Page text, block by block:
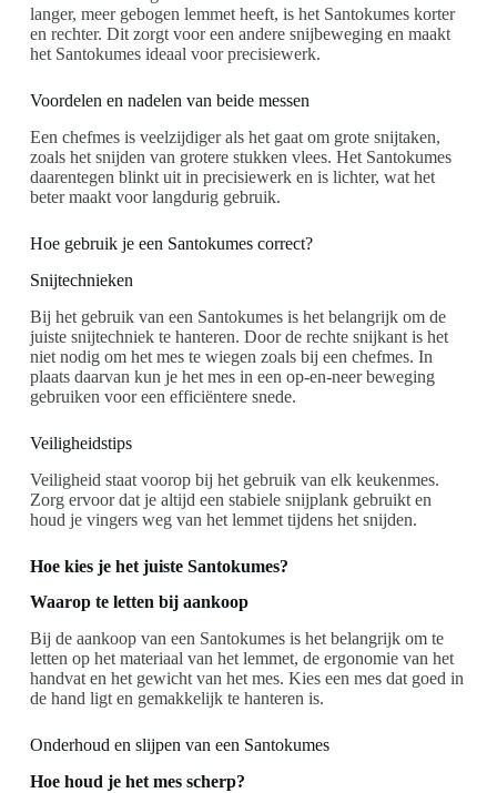
langer, meer gebogen lemmet heeft, is het Santokumes korter
en rechter. Dit zorgt voor een andere snijbeweging en maakt
het Santokumes ideaal voor precisiewerk.
Voordelen en nadelen van beide messen
Een chefmes is veelzijdiger als het gaat om grote snijtaken,
zoals het snijden van grotere stukken vlees. Het Santokumes
daarentegen blinkt uit in precisiewerk en is lichter, wat het
beter maakt voor langdurig gebruik.
Hoe gebruik je een Santokumes correct?
Snijtechnieken
Bij het gebruik van een Santokumes is het belangrijk om de
juiste snijtechniek te hanteren. Door de rechte snijkant is het
niet nodig om het mes te wiegen zoals bij een chefmes. In
plaats daarvan kun je het mes in een op-en-neer beweging
gebruiken voor een efficiëntere snede.
Veiligheidstips
Veiligheid staat voorop bij het gebruik van elk keukenmes.
Zorg ervoor dat je altijd een stabiele snijplank gebruikt en
houd je vingers weg van het lemmet tijdens het snijden.
Hoe kies je het juiste Santokumes?
Waarop te letten bij aankoop
Bij de aankoop van een Santokumes is het belangrijk om te
letten op het materiaal van het lemmet, de ergonomie van het
handvat en het gewicht van het mes. Kies een mes dat goed in
de hand ligt en gemakkelijk te hanteren is.
Onderhoud en slijpen van een Santokumes
Hoe houd je het mes scherp?